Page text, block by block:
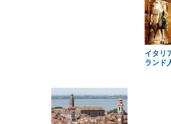
イタリ
ランド